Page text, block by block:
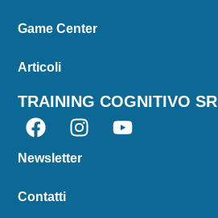
Game Center
Articoli
TRAINING COGNITIVO SR
Newsletter
Contatti